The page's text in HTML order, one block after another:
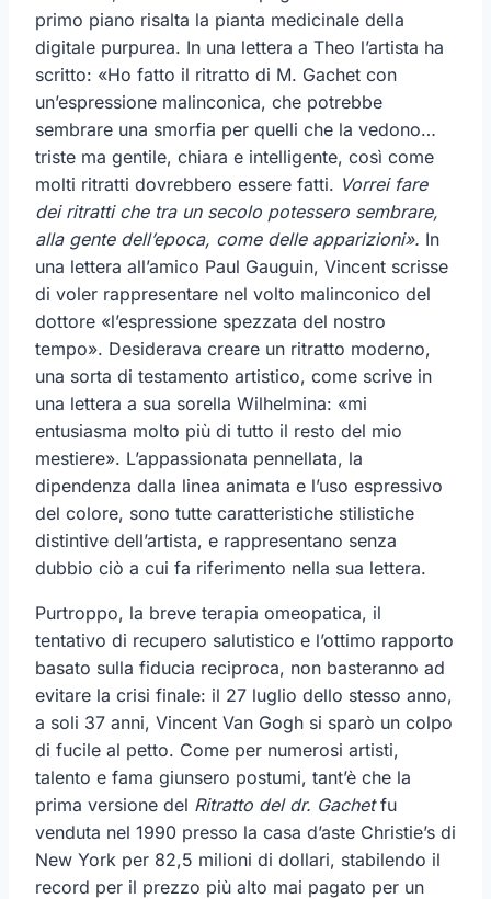
primo piano risalta la pianta medicinale della
digitale purpurea. In una lettera a Theo l’artista ha
scritto: «Ho fatto il ritratto di M. Gachet con
un’espressione malinconica, che potrebbe
sembrare una smorfia per quelli che la vedono…
triste ma gentile, chiara e intelligente, così come
molti ritratti dovrebbero essere fatti. Vorrei fare
dei ritratti che tra un secolo potessero sembrare,
alla gente dell’epoca, come delle apparizioni». In
una lettera all’amico Paul Gauguin, Vincent scrisse
di voler rappresentare nel volto malinconico del
dottore «l’espressione spezzata del nostro
tempo». Desiderava creare un ritratto moderno,
una sorta di testamento artistico, come scrive in
una lettera a sua sorella Wilhelmina: «mi
entusiasma molto più di tutto il resto del mio
mestiere». L’appassionata pennellata, la
dipendenza dalla linea animata e l’uso espressivo
del colore, sono tutte caratteristiche stilistiche
distintive dell’artista, e rappresentano senza
dubbio ciò a cui fa riferimento nella sua lettera.
Purtroppo, la breve terapia omeopatica, il
tentativo di recupero salutistico e l’ottimo rapporto
basato sulla fiducia reciproca, non basteranno ad
evitare la crisi finale: il 27 luglio dello stesso anno,
a soli 37 anni, Vincent Van Gogh si sparò un colpo
di fucile al petto. Come per numerosi artisti,
talento e fama giunsero postumi, tant’è che la
prima versione del Ritratto del dr. Gachetfu
venduta nel 1990 presso la casa d’aste Christie’s di
New York per 82,5 milioni di dollari, stabilendo il
record per il prezzo più alto mai pagato per un